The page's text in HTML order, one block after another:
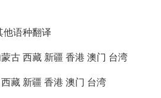
他语种翻译
古 西藏 新疆 香港 澳门 台湾
西藏 新疆 香港 澳门 台湾